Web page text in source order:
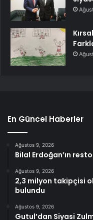
En Güncel Haberler
Ağustos 9, 2026
Bilal Erdoğan’ın
Ağustos 9, 2026
2,3 milyon takipçisi
bulundu
Ağustos 9, 2026
Gutul’dan Siyasi